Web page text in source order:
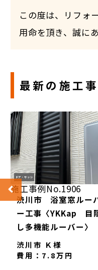
この度は、リフォ
用命を頂き、誠に
最新の施工
ドア・サッシ
施工事例No.1906
渋川市 浴室窓ルー
ー工事〈YKKap 目
し多機能ルーバー〉
渋川市 Ｋ様
費用：7.8万円